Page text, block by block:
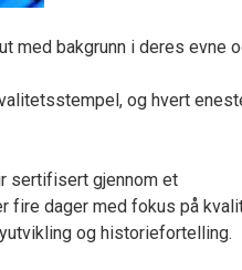
med bakgrunn i deres evne
og hvert
sertifisert gjennom et
fire dager med fokus på
og historiefortelling.